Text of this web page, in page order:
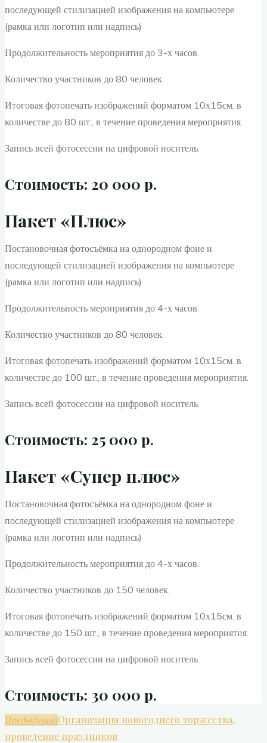
последующей стилизацией изображения на компьютере
(рамка или логотип или надпись)
Продолжительность мероприятия до 3-х часов.
Количество участников до 80 человек.
Итоговая фотопечать изображений форматом 10х15см. в
количестве до 80 шт., в течение проведения мероприятия.
Запись всей фотосессии на цифровой носитель.
Стоимость: 20 000 р.
Пакет «Плюс»
Постановочная фотосъёмка на однородном фоне и
последующей стилизацией изображения на компьютере
(рамка или логотип или надпись)
Продолжительность мероприятия до 4-х часов.
Количество участников до 80 человек.
Итоговая фотопечать изображений форматом 10х15см. в
количестве до 100 шт., в течение проведения мероприятия.
Запись всей фотосессии на цифровой носитель.
Стоимость: 25 000 р.
Пакет «Супер плюс»
Постановочная фотосъёмка на однородном фоне и
последующей стилизацией изображения на компьютере
(рамка или логотип или надпись)
Продолжительность мероприятия до 4-х часов.
Количество участников до 150 человек.
Итоговая фотопечать изображений форматом 10х15см. в
количестве до 150 шт., в течение проведения мероприятия.
Запись всей фотосессии на цифровой носитель.
Стоимость: 30 000 р.
ПредыдущийОрганизация новогоднего торжества,
проведение праздников